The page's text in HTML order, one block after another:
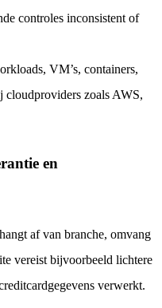
controles inconsistent of
VM’s, containers,
cloudproviders zoals AWS,
en
af van branche, omvang
vereist bijvoorbeeld lichtere
verwerkt.